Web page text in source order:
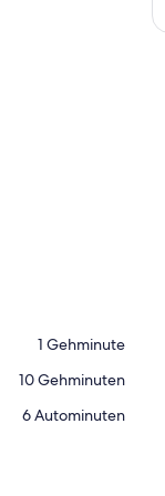
‪1 Gehminute‬
‪10 Gehminuten‬
‪6 Autominuten‬